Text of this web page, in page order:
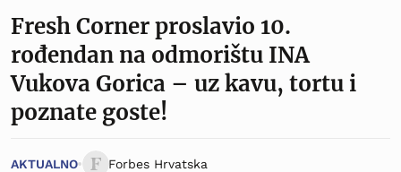
Fresh Corner proslavio 10.
rođendan na odmorištu INA
Vukova Gorica – uz kavu, tortu i
poznate goste!
AKTUALNO Forbes Hrvatska